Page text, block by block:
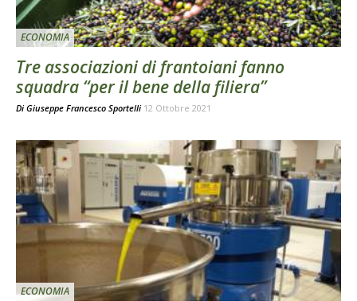
ECONOMIA
Tre associazioni di frantoiani fanno
squadra “per il bene della filiera”
Di Giuseppe Francesco Sportelli 12 Ottobre 2021
ECONOMIA